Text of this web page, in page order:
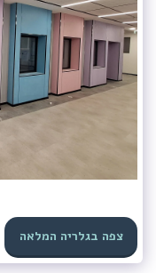
צפה בגלריה המלאה